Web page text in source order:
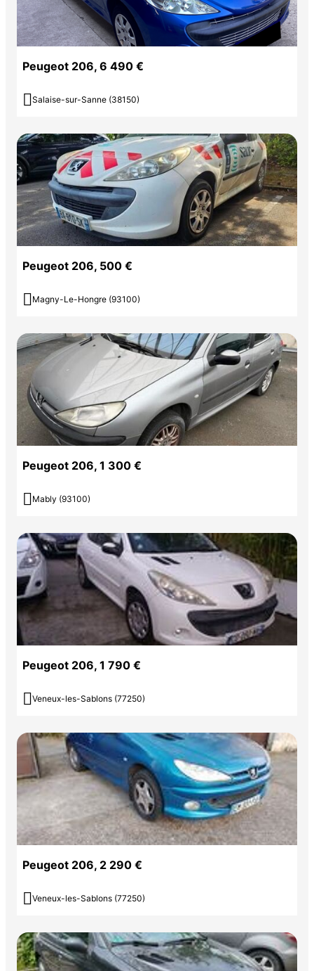
Peugeot 206, 6 490 €
 Salaise-sur-Sanne (38150)
Peugeot 206, 500 €
 Magny-Le-Hongre (93100)
Peugeot 206, 1 300 €
 Mably (93100)
Peugeot 206, 1 790 €
 Veneux-les-Sablons (77250)
Peugeot 206, 2 290 €
 Veneux-les-Sablons (77250)